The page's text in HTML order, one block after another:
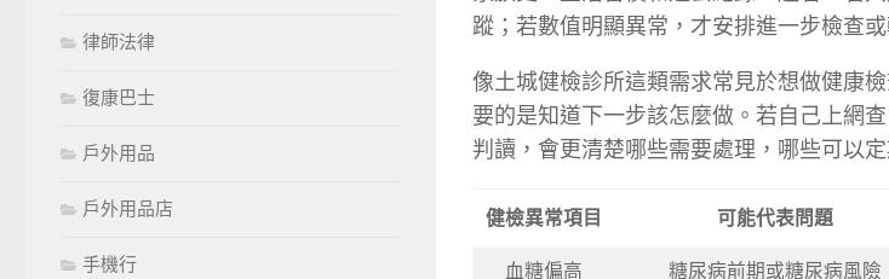
蹤；若數值明顯異常，才安排進一步檢查或
像土城健檢診所這類需求常見於想做健康
要的是知道下一步該怎麼做。若自己上網
判讀，會更清楚哪些需要處理，哪些可以定
健檢異常項目 可能代表問題
血糖偏高 糖尿病前期或糖尿病風險
律師法律
復康巴士
戶外用品
戶外用品店
手機行